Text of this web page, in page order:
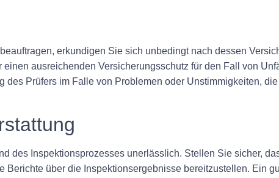
erkundigen Sie sich unbedingt nach dessen
ausreichenden Versicherungsschutz für den Fall von
Prüfers im Falle von Problemen oder Unstimmigkeiten,
des Inspektionsprozesses unerlässlich. Stellen Sie sicher,
Berichte über die Inspektionsergebnisse bereitzustellen. Ein